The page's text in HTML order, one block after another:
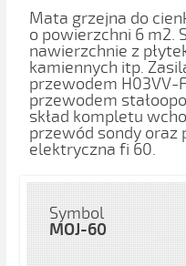
Mata grzejna do
o powierzchni 6 m2.
nawierzchnie z
kamiennych itp.
przewodem H03VV-
przewodem
skład kompletu
przewód sondy oraz
elektryczna fi 60.
Symbol
MOJ-60